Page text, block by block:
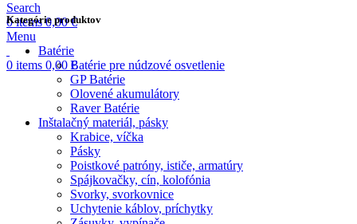
Search
0items 0,00€
Menu
0 items 0,00€
Kategórie produktov
Batérie
Batérie pre núdzové osvetlenie
GP Batérie
Olovené akumulátory
Raver Batérie
Inštalačný materiál, pásky
Krabice, víčka
Pásky
Poistkové patróny, ističe, armatúry
Spájkovačky, cín, kolofónia
Svorky, svorkovnice
Uchytenie káblov, príchytky